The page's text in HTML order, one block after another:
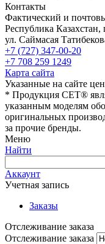
Контакты
Фактический и
Республика
ул. Саймасая
+7 (727) 347-00-20
+7 708 259 1249
Карта сайта
Указанные на сайте
* Продукция СЕТ®
указанным моделям
оригинальных
за прочие бренды.
Меню
Найти
Аккаунт
Учетная запись
Заказы
Отслеживание заказа
Отслеживание заказа